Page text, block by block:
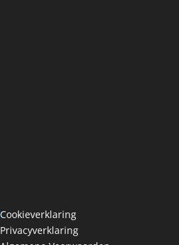
Cookieverklaring
Privacyverklaring